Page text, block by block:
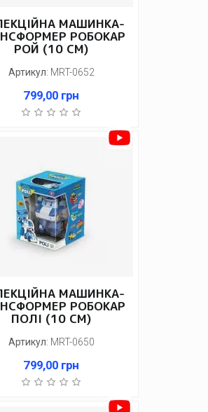
МАШИНКА-
РОБОКАР
РОЙ (10 СМ)
Артикул: MRT-0652
799,00 грн
МАШИНКА-
РОБОКАР
ПОЛІ (10 СМ)
Артикул: MRT-0650
799,00 грн